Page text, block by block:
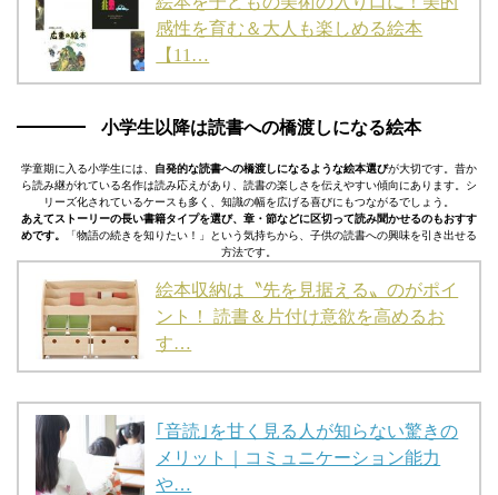
感性を育む＆大人も楽しめる絵本
【11…
小学生以降は読書への橋渡しになる絵本
学童期に入る小学生には、 自発的な読書への橋渡しになるような絵本選びが大切です。昔か
ら読み継がれている名作は読み応えがあり、読書の楽しさを伝えやすい傾向にあります。シ
リーズ化されているケースも多く、知識の幅を広げる喜びにもつながるでしょう。
あえてストーリーの長い書籍タイプを選び、章・節などに区切って読み聞かせるのもおすす
めです。
「物語の続きを知りたい！」という気持ちから、子供の読書への興味を引き出せる
方法です。
絵本収納は〝先を見据える〟のがポイ
ント！ 読書＆片付け意欲を高めるお
す…
｢音読｣を甘く見る人が知らない驚きの
メリット｜コミュニケーション能力
や…